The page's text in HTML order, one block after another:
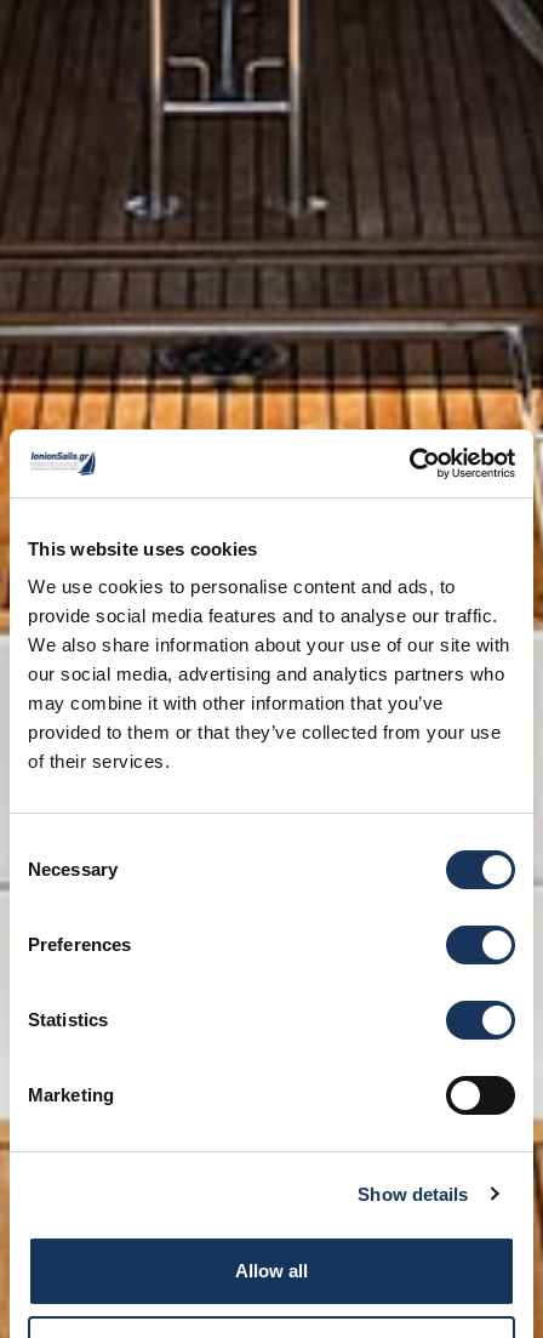
This website uses cookies
We use cookies to personalise content and ads, to
provide social media features and to analyse our traffic.
We also share information about your use of our site with
our social media, advertising and analytics partners who
may combine it with other information that you’ve
provided to them or that they’ve collected from your use
of their services.
Selection
Necessary
Preferences
Statistics
Marketing
Show details
Allow all